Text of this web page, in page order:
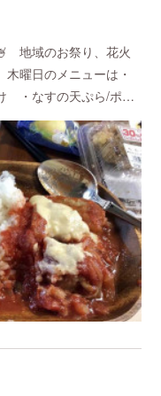
地域のお祭り、花火
曜日のメニューは・
・なすの天ぷら/ポ…